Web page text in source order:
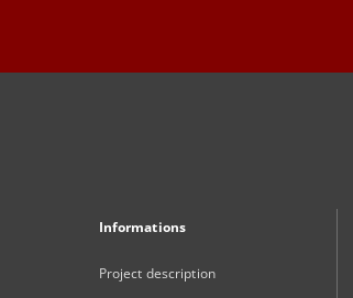
Informations
Project description